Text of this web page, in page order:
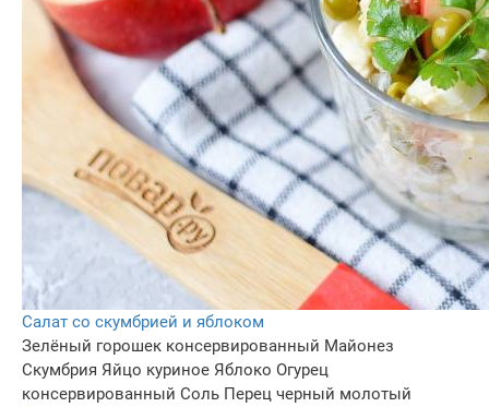
Салат со скумбрией и яблоком
Зелёный горошек консервированный Майонез
Скумбрия Яйцо куриное Яблоко Огурец
консервированный Соль Перец черный молотый